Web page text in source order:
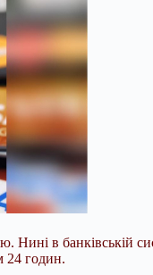
Нині в банківській
24 годин.